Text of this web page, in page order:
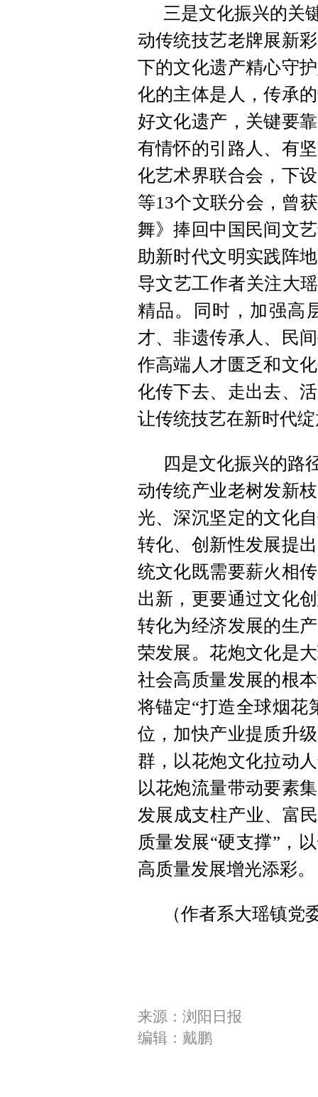
三是文化振兴的关
动传统技艺老牌展新
下的文化遗产精心守
化的主体是人，传承
好文化遗产，关键要
有情怀的引路人、有
化艺术界联合会，下
等13个文联分会，曾
舞》捧回中国民间文
助新时代文明实践阵
导文艺工作者关注大
精品。同时，加强高
才、非遗传承人、民
作高端人才匮乏和文
化传下去、走出去、
让传统技艺在新时代
四是文化振兴的路
动传统产业老树发新
光、深沉坚定的文化
转化、创新性发展提
统文化既需要薪火相
出新，更要通过文化
转化为经济发展的生
荣发展。花炮文化是
社会高质量发展的根
将锚定“打造全球烟花
位，加快产业提质升
群，以花炮文化拉动
以花炮流量带动要素
发展成支柱产业、富
质量发展“硬支撑”，
高质量发展增光添彩。
（作者系大瑶镇党
来源：浏阳日报
编辑：戴鹏